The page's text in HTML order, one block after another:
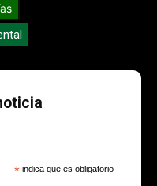
* indica que es obligatorio